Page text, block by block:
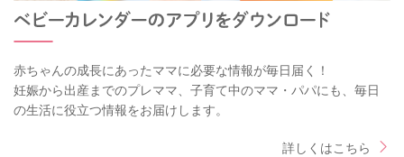
赤ちゃんの成長にあったママに必要な情報が毎日届く！
妊娠から出産までのプレママ、子育て中のママ・パパにも、毎日
の生活に役立つ情報をお届けします。
詳しくはこちら